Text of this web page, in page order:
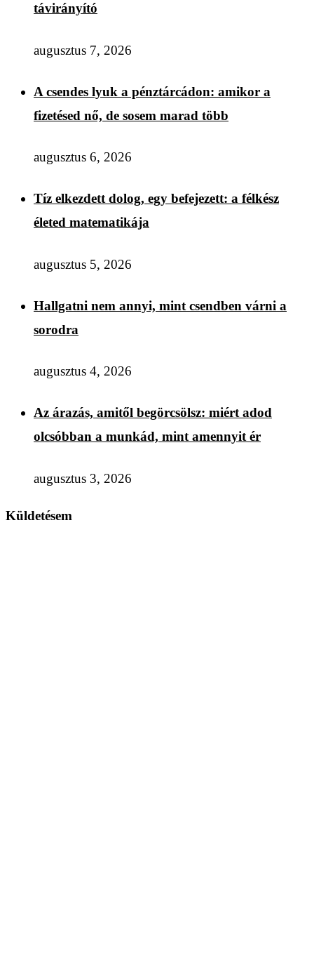
távirányító
augusztus 7, 2026
A csendes lyuk a pénztárcádon: amikor a
fizetésed nő, de sosem marad több
augusztus 6, 2026
Tíz elkezdett dolog, egy befejezett: a félkész
életed matematikája
augusztus 5, 2026
Hallgatni nem annyi, mint csendben várni a
sorodra
augusztus 4, 2026
Az árazás, amitől begörcsölsz: miért adod
olcsóbban a munkád, mint amennyit ér
augusztus 3, 2026
Küldetésem